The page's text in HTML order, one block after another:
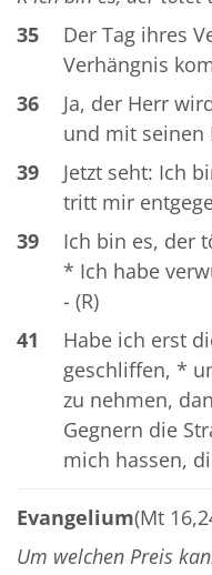
35
Der Tag ihres
Verhängnis
36
Ja, der Herr
und mit seinen
39
Jetzt seht: Ich
tritt mir
39
Ich bin es, der
* Ich habe
- (R)
41
Habe ich erst
geschliffen, *
zu nehmen,
Gegnern die
mich hassen,
Evangelium(Mt
Um welchen Preis